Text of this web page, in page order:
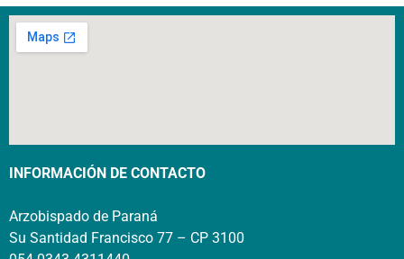
INFORMACIÓN DE CONTACTO
Arzobispado de Paraná
Su Santidad Francisco 77 – CP 3100